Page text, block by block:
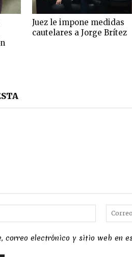
Juez le impone medidas
cautelares a Jorge Brítez
Nombre:*
correo electrónico y sitio web en